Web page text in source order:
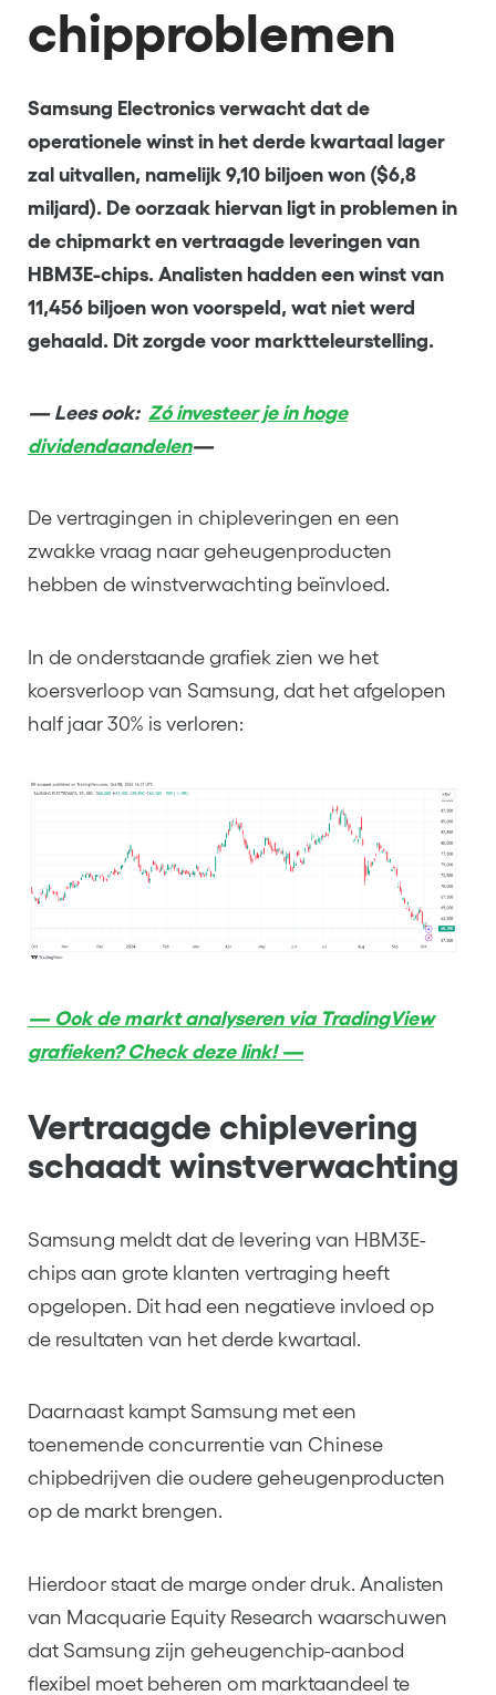
chipproblemen
Samsung Electronics verwacht dat de
operationele winst in het derde kwartaal lager
zal uitvallen, namelijk 9,10 biljoen won ($6,8
miljard). De oorzaak hiervan ligt in problemen in
de chipmarkt en vertraagde leveringen van
HBM3E-chips. Analisten hadden een winst van
11,456 biljoen won voorspeld, wat niet werd
gehaald. Dit zorgde voor marktteleurstelling.
— Lees ook: Zó investeer je in hoge
dividendaandelen—
De vertragingen in chipleveringen en een
zwakke vraag naar geheugenproducten
hebben de winstverwachting beïnvloed.
In de onderstaande grafiek zien we het
koersverloop van Samsung, dat het afgelopen
half jaar 30% is verloren:
— Ook de markt analyseren via TradingView
grafieken? Check deze link! —
Vertraagde chiplevering
schaadt winstverwachting
Samsung meldt dat de levering van HBM3E-
chips aan grote klanten vertraging heeft
opgelopen. Dit had een negatieve invloed op
de resultaten van het derde kwartaal.
Daarnaast kampt Samsung met een
toenemende concurrentie van Chinese
chipbedrijven die oudere geheugenproducten
op de markt brengen.
Hierdoor staat de marge onder druk. Analisten
van Macquarie Equity Research waarschuwen
dat Samsung zijn geheugenchip-aanbod
flexibel moet beheren om marktaandeel te